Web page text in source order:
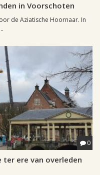
in Voorschoten
de Aziatische Hoornaar. In
0
ter ere van overleden